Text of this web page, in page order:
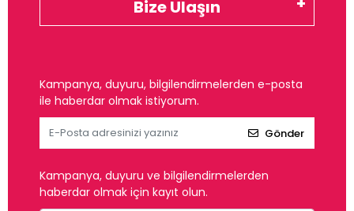
Bize Ulaşın
Kampanya, duyuru, bilgilendirmelerden e-posta
ile haberdar olmak istiyorum.
Gönder
Kampanya, duyuru ve bilgilendirmelerden
haberdar olmak için kayıt olun.